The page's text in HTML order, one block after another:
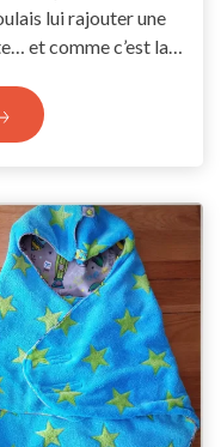
lui rajouter une
et comme c’est la…